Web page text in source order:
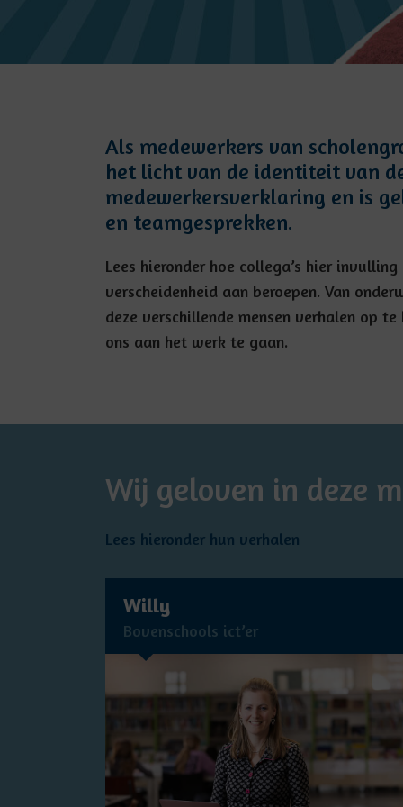
Als medewerkers van
het licht van de identiteit van
medewerkersverklaring en is
en teamgesprekken.
Lees hieronder hoe collega’s hier
verscheidenheid aan beroepen. Van
deze verschillende mensen verhalen op
ons aan het werk te gaan.
Wij geloven in deze
Lees hieronder hun verhalen
Willy
Bovenschools ict’er